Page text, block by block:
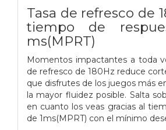
Tasa de refresco de
tiempo de
ms(MPRT)
Momentos impactantes a toda
de refresco de 180Hz reduce
que disfrutes de los juegos más
la mayor fluidez posible. Salta
en cuanto los veas gracias al
de 1ms(MPRT) con el mínimo